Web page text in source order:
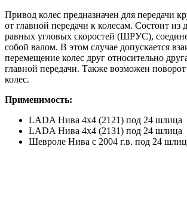
Привод колес предназначен для передачи
от главной передачи к колесам. Состоит из
равных угловых скоростей (ШРУС),
собой валом. В этом случае допускается
перемещение колес друг относительно
главной передачи. Также возможен
колес.
Применимость:
LADA Нива 4x4 (2121) под 24 шлица
LADA Нива 4х4 (2131) под 24 шлица
Шевроле Нива c 2004 г.в. под 24